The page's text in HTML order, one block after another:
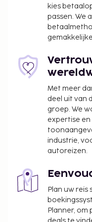
businesscentrum,
vergaderruimtes. Er
gratis wordt
fitnessfaciliteiten of
Airport kunnen
Terminal 12,
snackbar/deli. Sluit
bar/lounge. Op
een ontbijtbuffet
10.00 uur en in het
Bureau voor
accommodatie een
toegekend.
De volgende kosten
kies
passen. We
Met meer
deel uit van
groep. We
expertise
industrie,
autoreizen.
Plan uw reis
Planner, om